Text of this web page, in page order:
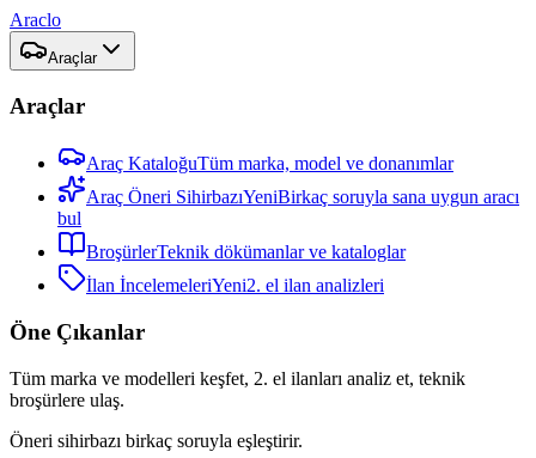
Araclo
Araçlar
Araçlar
Araç KataloğuTüm marka, model ve donanımlar
Araç Öneri SihirbazıYeniBirkaç soruyla sana uygun aracı
bul
BroşürlerTeknik dökümanlar ve kataloglar
İlan İncelemeleriYeni2. el ilan analizleri
Öne Çıkanlar
Tüm marka ve modelleri keşfet, 2. el ilanları analiz et, teknik
broşürlere ulaş.
Öneri sihirbazı birkaç soruyla eşleştirir.